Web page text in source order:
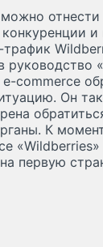
отнести
трафик
руководство
commerce
Он
К
«Wildberries»
первую